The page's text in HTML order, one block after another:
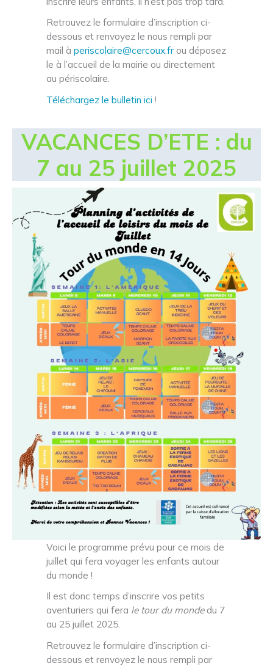
Retrouvez le formulaire d’inscription ci-
dessous et renvoyez le nous rempli par
mail à periscolaire@cercoux.fr ou déposez
le à l’accueil de la mairie ou directement
au périscolaire.
Téléchargez le bulletin ici !
VACANCES D’ETE : du
7 au 25 juillet 2025
Voici le programme prévu pour ce mois de
juillet qui fera voyager les enfants autour
du monde !
Il est donc temps d’inscrire vos petits
aventuriers qui fera le tour du mondedu 7
au 25 juillet 2025.
Retrouvez le formulaire d’inscription ci-
dessous et renvoyez le nous rempli par